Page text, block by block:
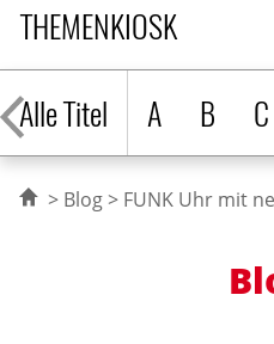
THEMENKIOSK
Alle Titel
A B C
Blog FUNK Uhr mit